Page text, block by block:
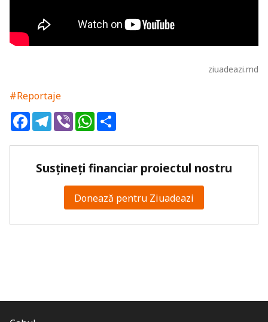
ziuadeazi.md
#Reportaje
FacebookTelegram
ViberWhatsApp
Susțineți financiar proiectul nostru
Donează pentru Ziuadeazi